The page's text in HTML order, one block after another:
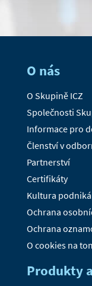
O nás
O Skupině ICZ
Společnosti
Informace pro
Členství v
Partnerství
Certifikáty
Kultura
Ochrana
Ochrana
O cookies na
Produkty